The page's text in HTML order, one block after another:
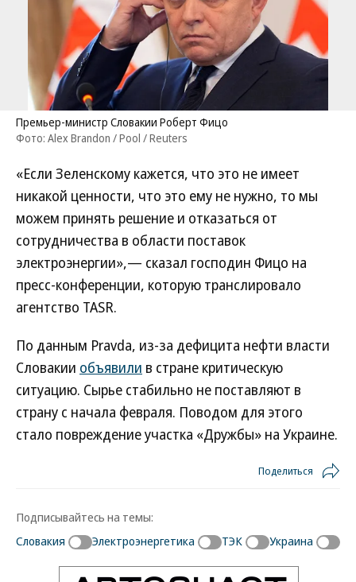
Премьер-министр Словакии Роберт Фицо
Фото: Alex Brandon / Pool / Reuters
«Если Зеленскому кажется, что это не имеет
никакой ценности, что это ему не нужно, то мы
можем принять решение и отказаться от
сотрудничества в области поставок
электроэнергии»,— сказал господин Фицо на
пресс-конференции, которую транслировало
агентство TASR.
По данным Pravda, из-за дефицита нефти власти
Словакии объявили в стране критическую
ситуацию. Сырье стабильно не поставляют в
страну с начала февраля. Поводом для этого
стало повреждение участка «Дружбы» на Украине.
Поделиться
Подписывайтесь на темы:
Словакия
Электроэнергетика ТЭК Украина